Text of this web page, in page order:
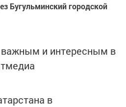
Бугульминский городской
и интересным в
в